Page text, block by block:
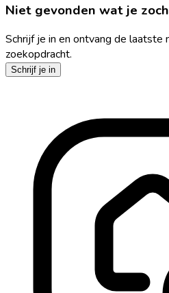
Niet gevonden wat je
Schrijf je in en ontvang de laatste
zoekopdracht.
Schrijf je in